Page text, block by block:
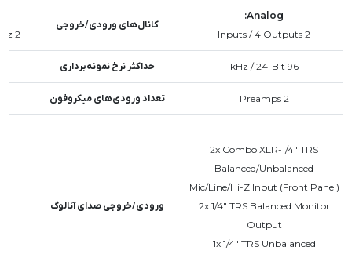
Analog:
2 Inputs / 4 Outputs
کانال‌های ورودی/خروجی
2 Inputs / 2 Outputs at 192 kHz
96 kHz / 24-Bit حداکثر نرخ نمونه‌برداری
2 Preamps تعداد ورودی‌های میکروفون
2x Combo XLR-1/4" TRS
Balanced/Unbalanced
Mic/Line/Hi-Z Input (Front Panel)
2x 1/4" TRS Balanced Monitor
Output
1x 1/4" TRS Unbalanced
ورودی/خروجی صدای آنالوگ